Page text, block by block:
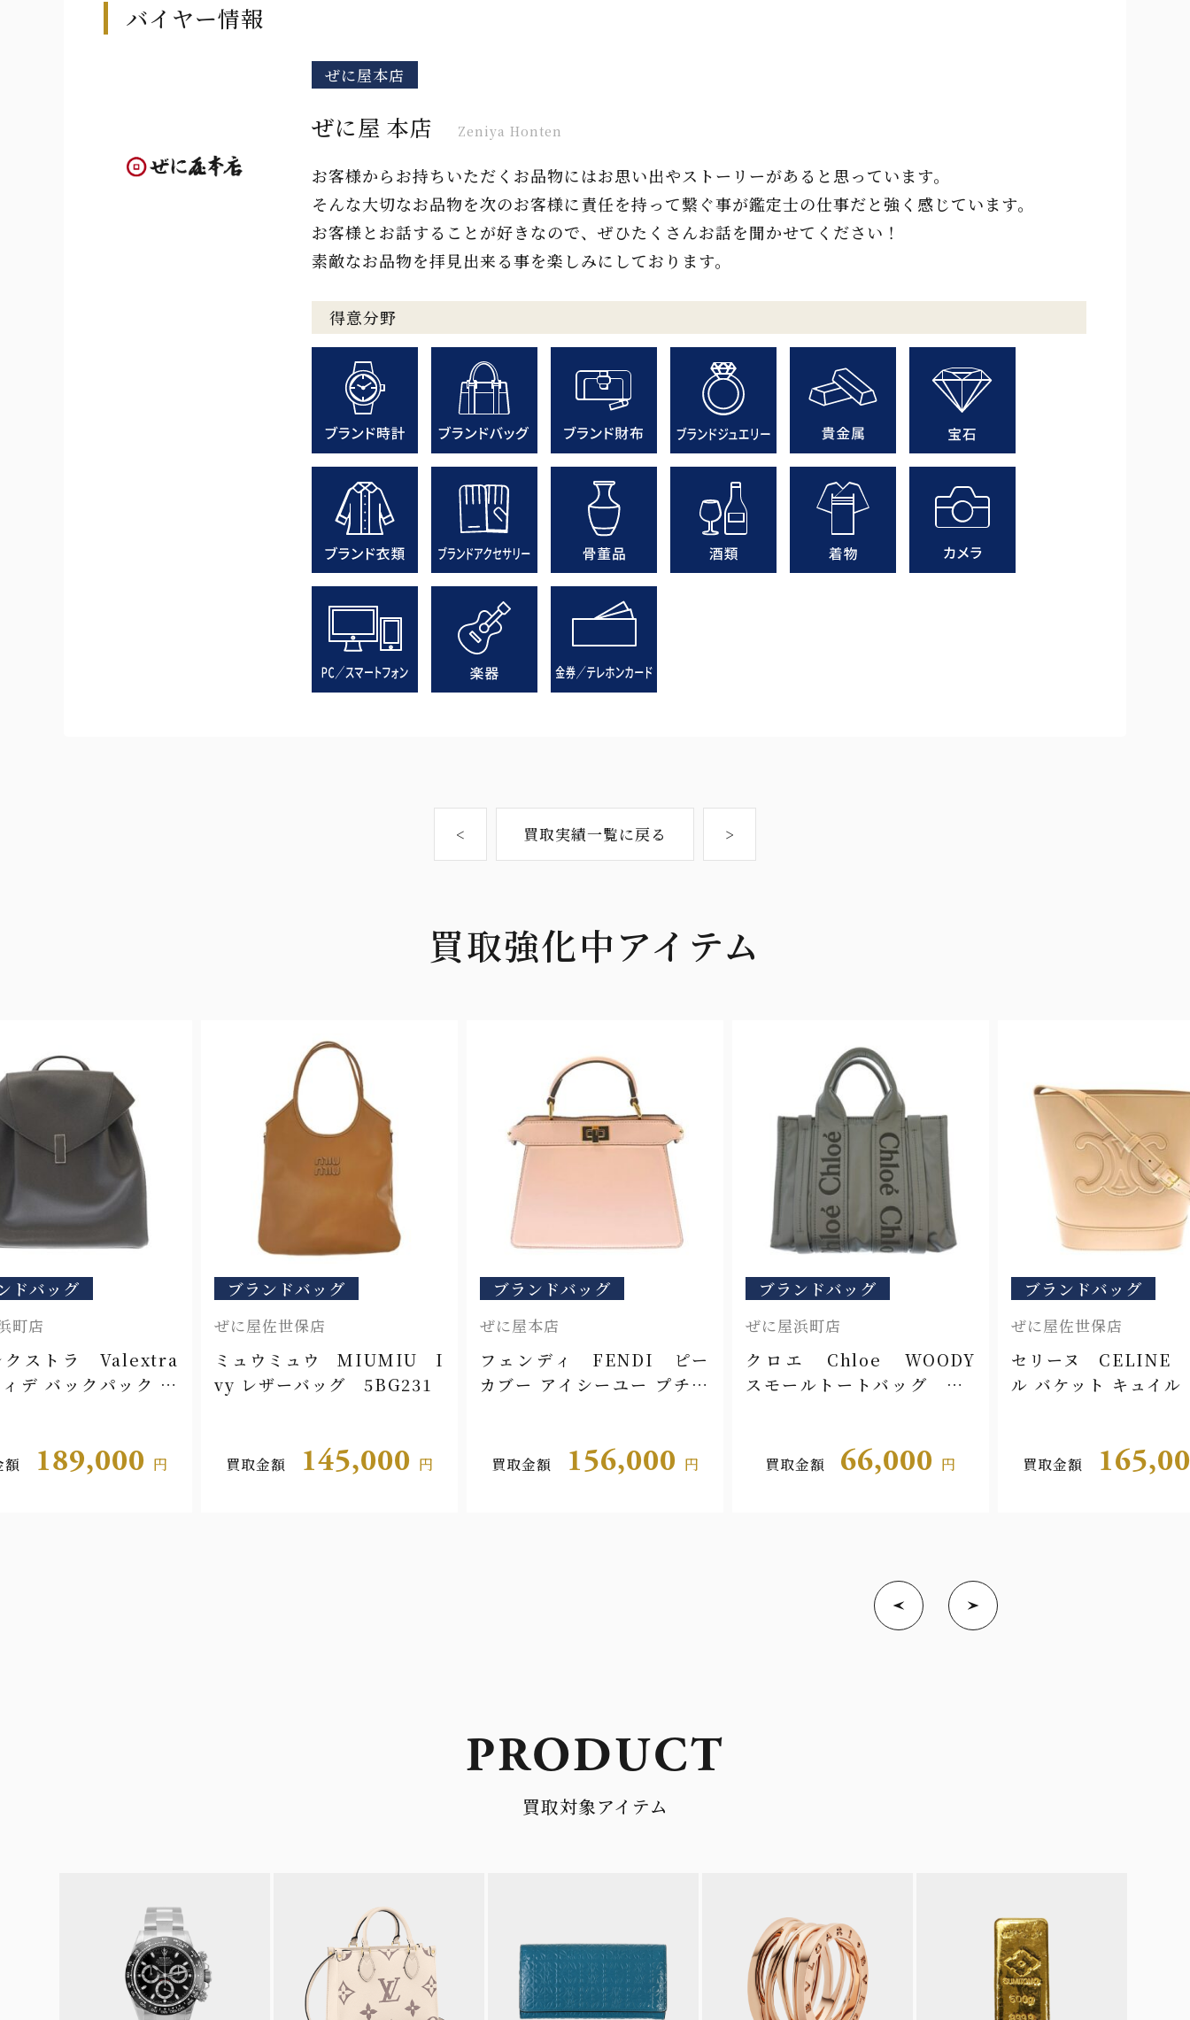
バイヤー情報
ぜに屋本店
ぜに屋 本店 Zeniya Honten
お客様からお持ちいただくお品物にはお思い出やストーリーがあると思っています。
そんな大切なお品物を次のお客様に責任を持って繋ぐ事が鑑定士の仕事だと強く感じています。
お客様とお話することが好きなので、ぜひたくさんお話を聞かせてください！
素敵なお品物を拝見出来る事を楽しみにしております。
得意分野
< 買取実績一覧に戻る >
買取強化中アイテム
ドバッグ
町店
クストラ Valextra
デ バックパック ミ
額 189,000 円
ブランドバッグ
ぜに屋佐世保店
ミュウミュウ MIUMIU I
vy レザーバッグ 5BG231
買取金額 145,000 円
ブランドバッグ
ぜに屋本店
フェンディ FENDI ピー
カブー アイシーユー プチ
買取金額 156,000 円
ブランドバッグ
ぜに屋浜町店
クロエ Chloe WOODY
スモールトートバッグ CH
買取金額 66,000 円
ブランドバッグ
ぜに屋佐世保店
セリーヌ CELINE
ル バケット キュイル
買取金額
PRODUCT
買取対象アイテム